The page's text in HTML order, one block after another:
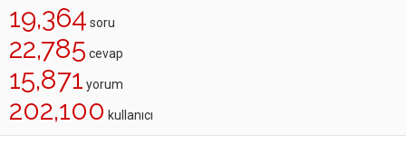
19,364 soru
22,785 cevap
15,871 yorum
202,100 kullanıcı